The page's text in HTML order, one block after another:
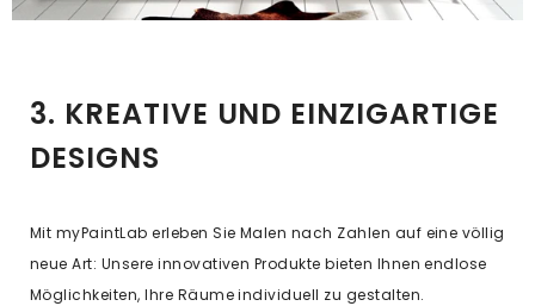
3. KREATIVE UND EINZIGARTIGE
DESIGNS
Mit myPaintLab erleben Sie Malen nach Zahlen auf eine völlig
neue Art: Unsere innovativen Produkte bieten Ihnen endlose
Möglichkeiten, Ihre Räume individuell zu gestalten.